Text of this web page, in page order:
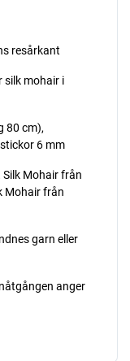
resårkant
silk mohair i
80 cm),
6 mm
Mohair från
Mohair från
garn eller
anger